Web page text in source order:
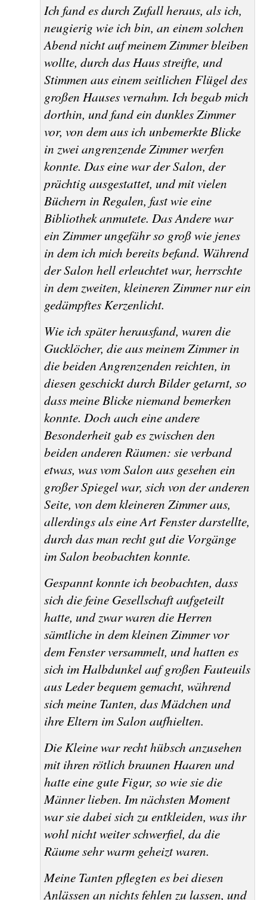
Ich fand es durch Zufall heraus, als ich,
neugierig wie ich bin, an einem solchen
Abend nicht auf meinem Zimmer bleiben
wollte, durch das Haus streifte, und
Stimmen aus einem seitlichen Flügel des
großen Hauses vernahm. Ich begab mich
dorthin, und fand ein dunkles Zimmer
vor, von dem aus ich unbemerkte Blicke
in zwei angrenzende Zimmer werfen
konnte. Das eine war der Salon, der
prächtig ausgestattet, und mit vielen
Büchern in Regalen, fast wie eine
Bibliothek anmutete. Das Andere war
ein Zimmer ungefähr so groß wie jenes
in dem ich mich bereits befand. Während
der Salon hell erleuchtet war, herrschte
in dem zweiten, kleineren Zimmer nur ein
gedämpftes Kerzenlicht.
Wie ich später herausfand, waren die
Gucklöcher, die aus meinem Zimmer in
die beiden Angrenzenden reichten, in
diesen geschickt durch Bilder getarnt, so
dass meine Blicke niemand bemerken
konnte. Doch auch eine andere
Besonderheit gab es zwischen den
beiden anderen Räumen: sie verband
etwas, was vom Salon aus gesehen ein
großer Spiegel war, sich von der anderen
Seite, von dem kleineren Zimmer aus,
allerdings als eine Art Fenster darstellte,
durch das man recht gut die Vorgänge
im Salon beobachten konnte.
Gespannt konnte ich beobachten, dass
sich die feine Gesellschaft aufgeteilt
hatte, und zwar waren die Herren
sämtliche in dem kleinen Zimmer vor
dem Fenster versammelt, und hatten es
sich im Halbdunkel auf großen Fauteuils
aus Leder bequem gemacht, während
sich meine Tanten, das Mädchen und
ihre Eltern im Salon aufhielten.
Die Kleine war recht hübsch anzusehen
mit ihren rötlich braunen Haaren und
hatte eine gute Figur, so wie sie die
Männer lieben. Im nächsten Moment
war sie dabei sich zu entkleiden, was ihr
wohl nicht weiter schwerfiel, da die
Räume sehr warm geheizt waren.
Meine Tanten pflegten es bei diesen
Anlässen an nichts fehlen zu lassen, und